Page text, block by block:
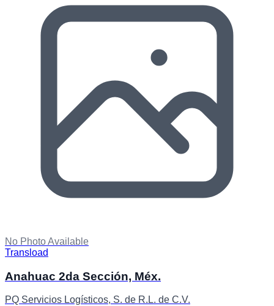
No Photo Available
Transload
Anahuac 2da Sección, Méx.
PQ Servicios Logísticos, S. de R.L. de C.V.